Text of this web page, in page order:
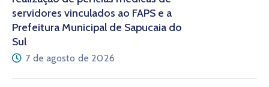
servidores vinculados ao FAPS e a
Prefeitura Municipal de Sapucaia do
Sul
7 de agosto de 2026